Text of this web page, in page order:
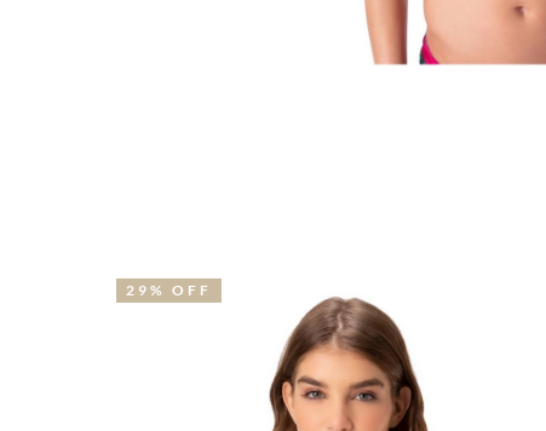
32% OFF